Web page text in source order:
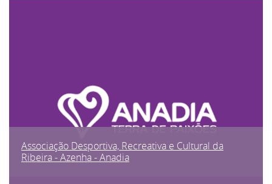
Associação Desportiva, Recreativa e Cultural da
Ribeira - Azenha - Anadia